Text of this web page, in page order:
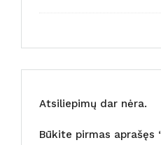
Atsiliepimų dar nėra.
Būkite pirmas aprašęs